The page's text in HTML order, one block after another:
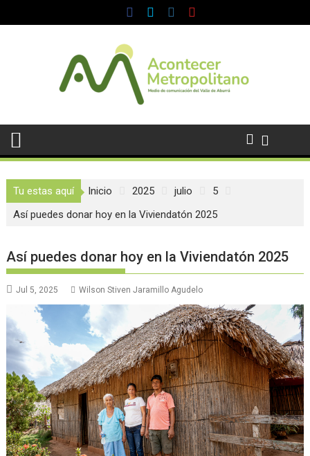
al
Tu estas aquí Inicio 2025 julio
5
Así puedes donar hoy en la Viviendatón 2025
Así puedes donar hoy en la Viviendatón 2025
Jul 5, 2025 Wilson Stiven Jaramillo Agudelo